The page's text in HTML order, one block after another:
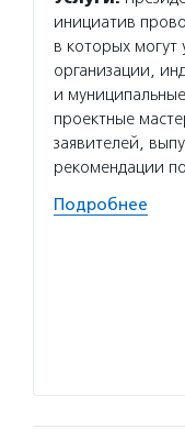
инициатив
в которых
организации,
и
проектные
заявителей,
рекомендации
Подробнее